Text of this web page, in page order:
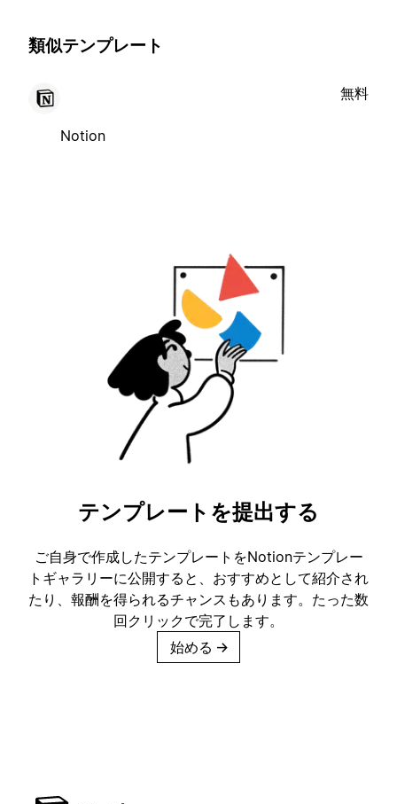
類似テンプレート
Notion
無料
テンプレートを提出する
ご自身で作成したテンプレートをNotionテンプレー
トギャラリーに公開すると、おすすめとして紹介され
たり、報酬を得られるチャンスもあります。たった数
回クリックで完了します。
始める →